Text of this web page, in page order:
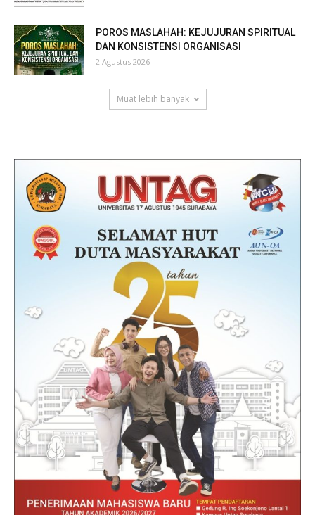
POROS MASLAHAH: KEJUJURAN SPIRITUAL
DAN KONSISTENSI ORGANISASI
2 Agustus 2026
Muat lebih banyak